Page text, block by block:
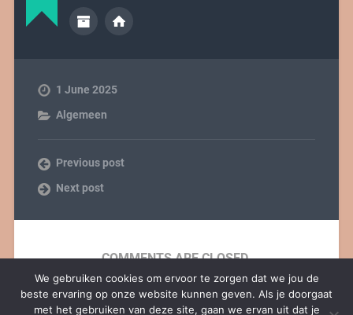
1 June 2025
Algemeen
Previous post
Next post
COMMENTS ARE CLOSED.
We gebruiken cookies om ervoor te zorgen dat we jou de
beste ervaring op onze website kunnen geven. Als je doorgaat
met het gebruiken van deze site, gaan we ervan uit dat je